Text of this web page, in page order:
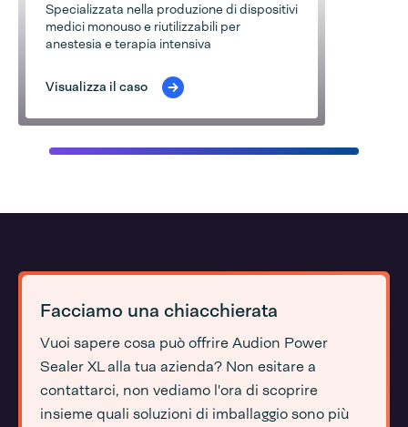
Specializzata nella produzione di dispositivi
medici monouso e riutilizzabili per
anestesia e terapia intensiva
Visualizza il caso
Facciamo una chiacchierata
Vuoi sapere cosa può offrire Audion Power
Sealer XL alla tua azienda? Non esitare a
contattarci, non vediamo l'ora di scoprire
insieme quali soluzioni di imballaggio sono più